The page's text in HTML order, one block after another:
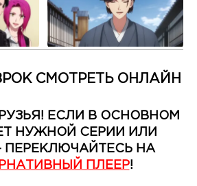
СМОТРЕТЬ ОНЛАЙН
ЕСЛИ В ОСНОВНОМ
НУЖНОЙ СЕРИИ ИЛИ
ПЕРЕКЛЮЧАЙТЕСЬ НА
ПЛЕЕР!